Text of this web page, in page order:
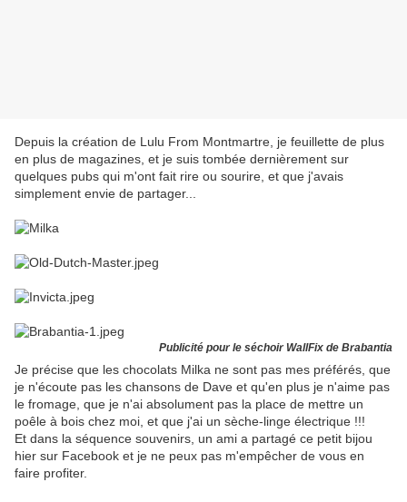
Depuis la création de Lulu From Montmartre, je feuillette de plus
en plus de magazines, et je suis tombée dernièrement sur
quelques pubs qui m'ont fait rire ou sourire, et que j'avais
simplement envie de partager...
Publicité pour le séchoir WallFix de Brabantia
Je précise que les chocolats Milka ne sont pas mes préférés, que
je n'écoute pas les chansons de Dave et qu'en plus je n'aime pas
le fromage, que je n'ai absolument pas la place de mettre un
poêle à bois chez moi, et que j'ai un sèche-linge électrique !!!
Et dans la séquence souvenirs, un ami a partagé ce petit bijou
hier sur Facebook et je ne peux pas m'empêcher de vous en
faire profiter.